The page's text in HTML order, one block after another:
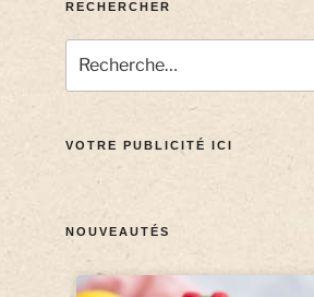
RECHERCHER
VOTRE PUBLICITÉ ICI
NOUVEAUTÉS